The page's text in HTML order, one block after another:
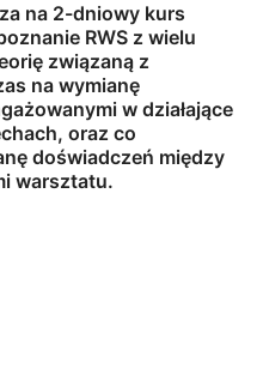
na 2-dniowy kurs
RWS z wielu
związaną z
na wymianę
w działające
oraz co
doświadczeń między
warsztatu.